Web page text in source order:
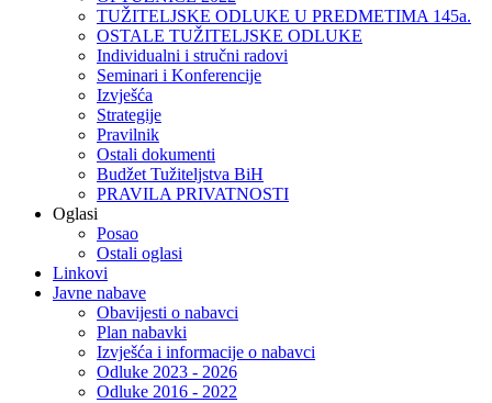
TUŽITELJSKE ODLUKE U PREDMETIMA 145a.
OSTALE TUŽITELJSKE ODLUKE
Individualni i stručni radovi
Seminari i Konferencije
Izvješća
Strategije
Pravilnik
Ostali dokumenti
Budžet Tužiteljstva BiH
PRAVILA PRIVATNOSTI
Oglasi
Posao
Ostali oglasi
Linkovi
Javne nabave
Obavijesti o nabavci
Plan nabavki
Izvješća i informacije o nabavci
Odluke 2023 - 2026
Odluke 2016 - 2022